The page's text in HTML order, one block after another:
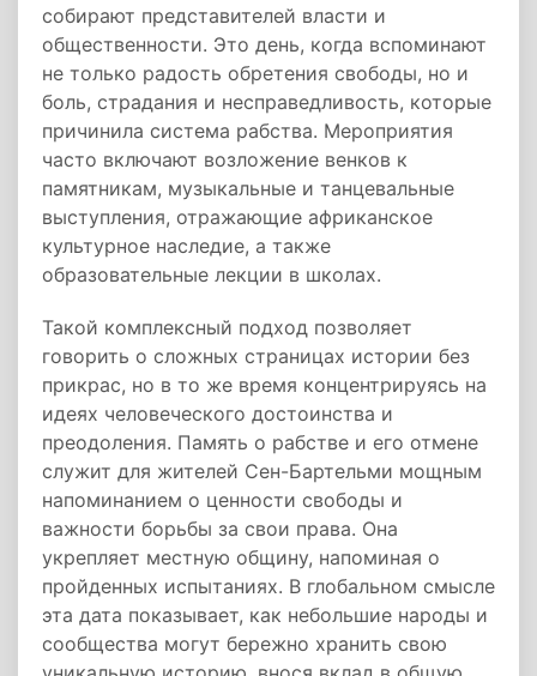
собирают представителей власти и
общественности. Это день, когда вспоминают
не только радость обретения свободы, но и
боль, страдания и несправедливость, которые
причинила система рабства. Мероприятия
часто включают возложение венков к
памятникам, музыкальные и танцевальные
выступления, отражающие африканское
культурное наследие, а также
образовательные лекции в школах.
Такой комплексный подход позволяет
говорить о сложных страницах истории без
прикрас, но в то же время концентрируясь на
идеях человеческого достоинства и
преодоления. Память о рабстве и его отмене
служит для жителей Сен-Бартельми мощным
напоминанием о ценности свободы и
важности борьбы за свои права. Она
укрепляет местную общину, напоминая о
пройденных испытаниях. В глобальном смысле
эта дата показывает, как небольшие народы и
сообщества могут бережно хранить свою